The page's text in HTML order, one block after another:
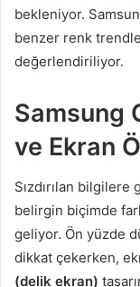
bekleniyor.
benzer renk
değerlendiriliyor.
Samsung
ve Ekran
Sızdırılan
belirgin biçimde
geliyor. Ön yüzde
dikkat çekerken,
(delik ekran)